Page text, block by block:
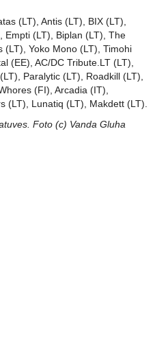
(LT), Antis (LT), BIX (LT),
Empti (LT), Biplan (LT), The
(LT), Yoko Mono (LT), Timohi
(EE), AC/DC Tribute.LT (LT),
Paralytic (LT), Roadkill (LT),
(FI), Arcadia (IT),
(LT), Lunatiq (LT), Makdett (LT).
Foto (c) Vanda Gluha